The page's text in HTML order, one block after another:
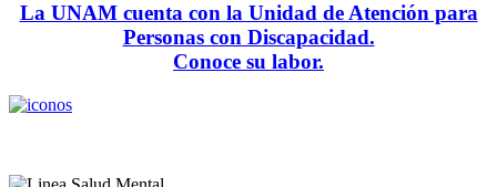
La UNAM cuenta con la Unidad de Atención para
Personas con Discapacidad.
Conoce su labor.